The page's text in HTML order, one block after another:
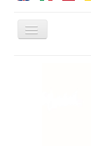
Cambia
navigazione
Questo sito web
navigazione e
accettate che
vostre